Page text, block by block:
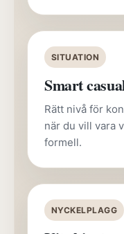
SITUATION
Smart
Rätt nivå för
när du vill vara
formell.
NYCKELPLAGG